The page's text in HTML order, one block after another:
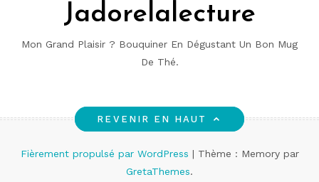
Jadorelalecture
Mon Grand Plaisir ? Bouquiner En Dégustant Un Bon Mug
De Thé.
REVENIR EN HAUT
Fièrement propulsé par WordPress | Thème : Memory par
GretaThemes.